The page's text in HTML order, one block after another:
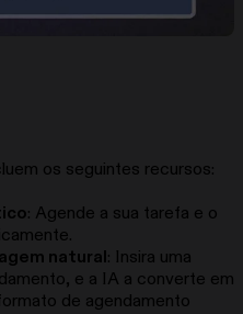
os seguintes recursos:
: Agende a sua tarefa e o
natural: Insira uma
e a IA a converte em
de agendamento